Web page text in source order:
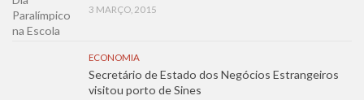
3 MARÇO, 2015
ECONOMIA
Secretário de Estado dos Negócios Estrangeiros
visitou porto de Sines